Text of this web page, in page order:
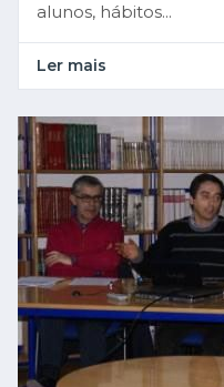
alunos, hábitos...
Ler mais